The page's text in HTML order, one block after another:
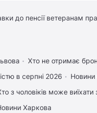
до пенсії ветеранам
Хто не отримає
в серпні 2026
з чоловіків може виїхати
Харкова